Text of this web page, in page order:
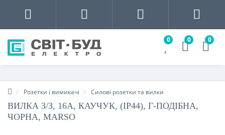
0 0 0
Розетки і вимикачі Силові розетки та вилки
ВИЛКА З/З, 16А, КАУЧУК, (IP44), Г-ПОДІБНА,
ЧОРНА, MARSO